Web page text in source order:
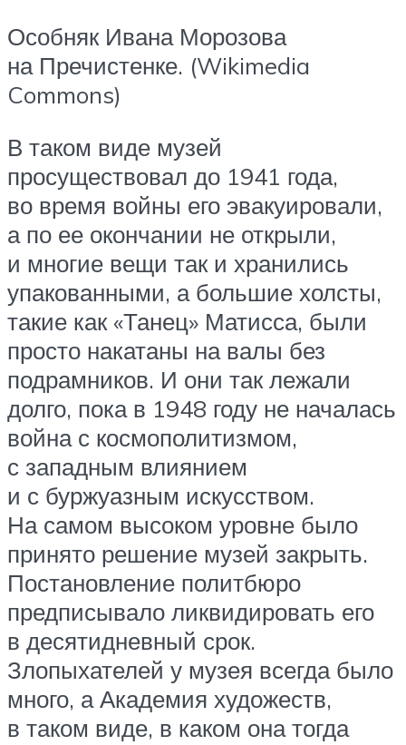
Особняк Ивана Морозова
на Пречистенке. (Wikimedia
Commons)
В таком виде музей
просуществовал до 1941 года,
во время войны его эвакуировали,
а по ее окончании не открыли,
и многие вещи так и хранились
упакованными, а большие холсты,
такие как «Танец» Матисса, были
просто накатаны на валы без
подрамников. И они так лежали
долго, пока в 1948 году не началась
война с космополитизмом,
с западным влиянием
и с буржуазным искусством.
На самом высоком уровне было
принято решение музей закрыть.
Постановление политбюро
предписывало ликвидировать его
в десятидневный срок.
Злопыхателей у музея всегда было
много, а Академия художеств,
в таком виде, в каком она тогда